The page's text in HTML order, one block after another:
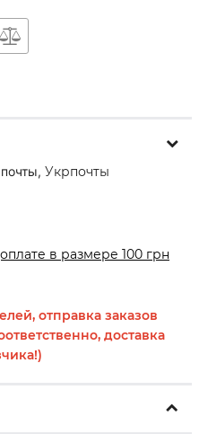
Укрпочты
в размере 100 грн
отправка заказов
доставка